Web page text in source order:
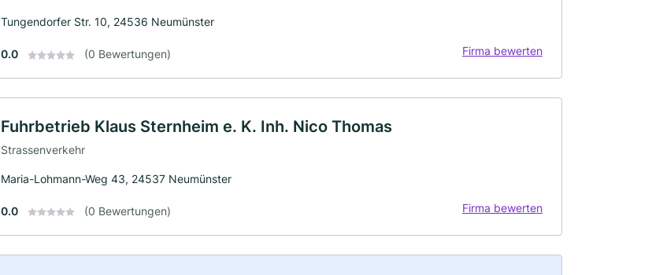
Tungendorfer Str. 10, 24536 Neumünster
0.0 (0 Bewertungen) Firma bewerten
Fuhrbetrieb Klaus Sternheim e. K. Inh. Nico Thomas
Strassenverkehr
Maria-Lohmann-Weg 43, 24537 Neumünster
0.0 (0 Bewertungen) Firma bewerten